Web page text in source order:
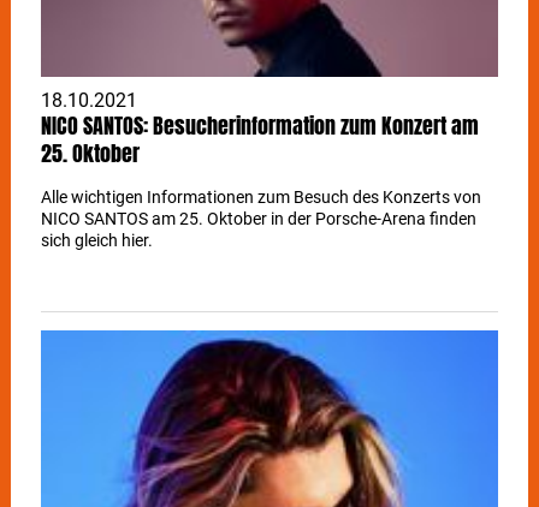
18.10.2021
NICO SANTOS: Besucherinformation zum Konzert am
25. Oktober
Alle wichtigen Informationen zum Besuch des Konzerts von
NICO SANTOS am 25. Oktober in der Porsche-Arena finden
sich gleich hier.